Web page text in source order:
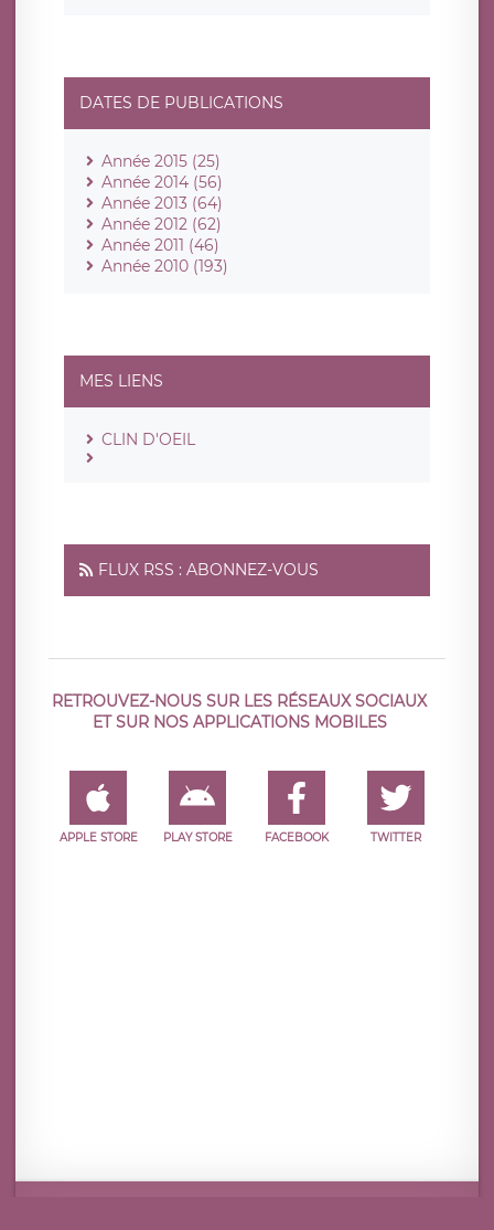
DATES DE PUBLICATIONS
Année 2015 (25)
Année 2014 (56)
Année 2013 (64)
Année 2012 (62)
Année 2011 (46)
Année 2010 (193)
MES LIENS
CLIN D'OEIL
FLUX RSS : ABONNEZ-VOUS
RETROUVEZ-NOUS SUR LES RÉSEAUX SOCIAUX
ET SUR NOS APPLICATIONS MOBILES
APPLE STORE PLAY STORE FACEBOOK TWITTER